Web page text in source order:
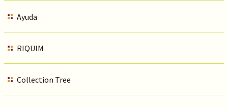
Ayuda
RIQUIM
Collection Tree